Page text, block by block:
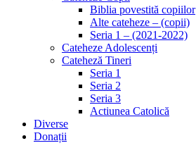
Biblia povestită copiilor
Alte cateheze – (copii)
Seria 1 – (2021-2022)
Cateheze Adolescenți
Cateheză Tineri
Seria 1
Seria 2
Seria 3
Actiunea Catolică
Diverse
Donații